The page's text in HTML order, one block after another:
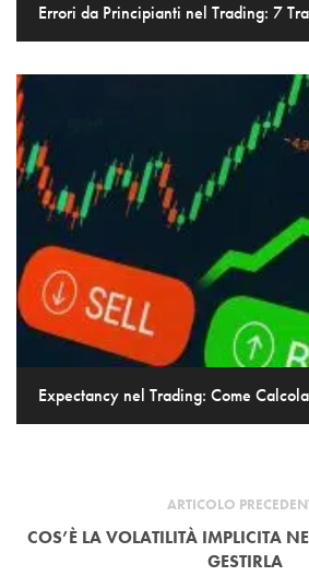
Errori da Principianti nel Trading: 7
Expectancy nel Trading: Come
ARTICOLO
COS’È LA VOLATILITÀ IMPLICITA
GESTIRLA